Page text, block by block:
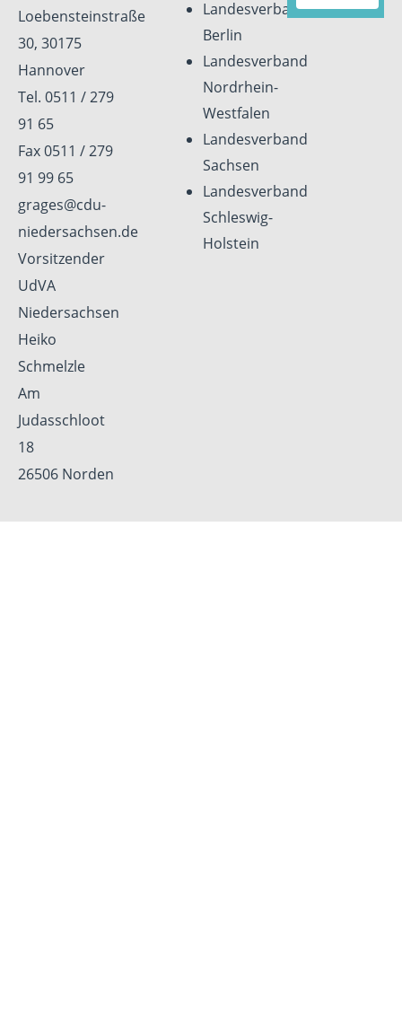
Loebensteinstraße
30, 30175
Hannover
Tel. 0511 / 279
91 65
Fax 0511 / 279
91 99 65
grages@cdu-
niedersachsen.de
Vorsitzender
UdVA
Niedersachsen
Heiko
Schmelzle
Am
Judasschloot
18
26506 Norden
Landesverband
Berlin
Landesverband
Nordrhein-
Westfalen
Landesverband
Sachsen
Landesverband
Schleswig-
Holstein